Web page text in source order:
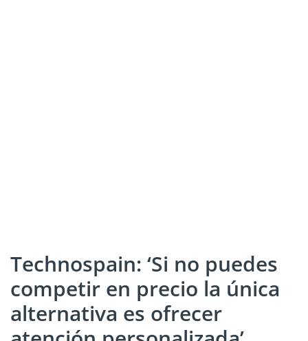
Technospain: ‘Si no puedes
competir en precio la única
alternativa es ofrecer